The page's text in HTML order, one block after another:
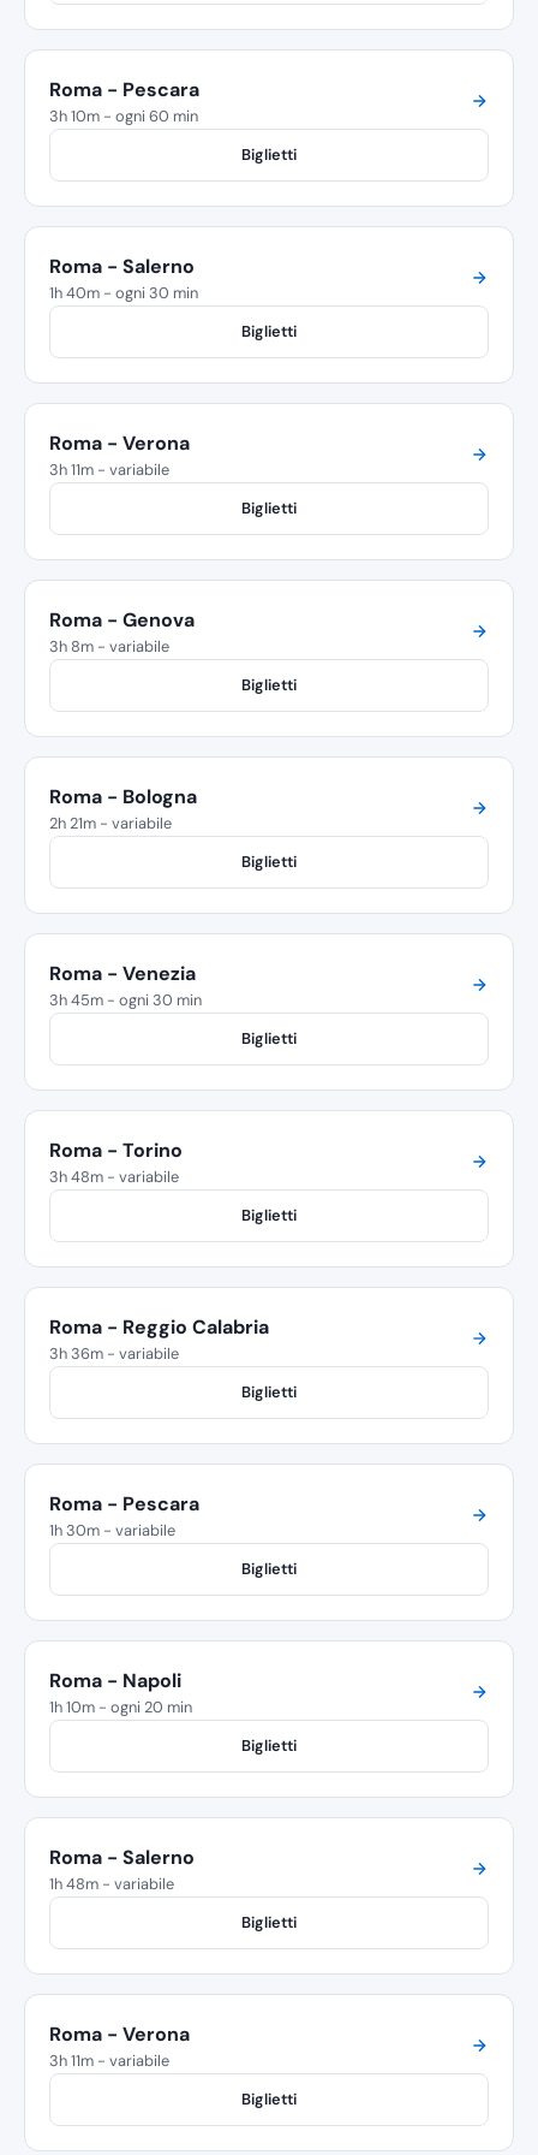
Roma - Pescara
3h 10m - ogni 60 min
Biglietti
Roma - Salerno
1h 40m - ogni 30 min
Biglietti
Roma - Verona
3h 11m - variabile
Biglietti
Roma - Genova
3h 8m - variabile
Biglietti
Roma - Bologna
2h 21m - variabile
Biglietti
Roma - Venezia
3h 45m - ogni 30 min
Biglietti
Roma - Torino
3h 48m - variabile
Biglietti
Roma - Reggio Calabria
3h 36m - variabile
Biglietti
Roma - Pescara
1h 30m - variabile
Biglietti
Roma - Napoli
1h 10m - ogni 20 min
Biglietti
Roma - Salerno
1h 48m - variabile
Biglietti
Roma - Verona
3h 11m - variabile
Biglietti